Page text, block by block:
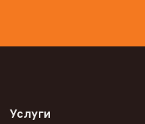
Услуги